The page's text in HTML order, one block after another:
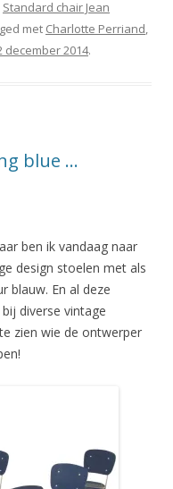
Standard chair Jean
met Charlotte Perriand,
december 2014.
blue …
ben ik vandaag naar
design stoelen met als
blauw. En al deze
diverse vintage
zien wie de ontwerper